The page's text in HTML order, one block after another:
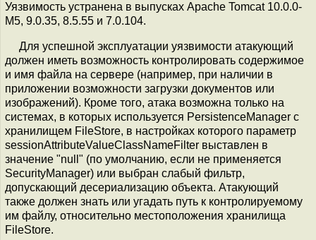
Уязвимость устранена в выпусках Apache Tomcat 10.0.0-
M5, 9.0.35, 8.5.55 и 7.0.104.
Для успешной эксплуатации уязвимости атакующий
должен иметь возможность контролировать содержимое
и имя файла на сервере (например, при наличии в
приложении возможности загрузки документов или
изображений). Кроме того, атака возможна только на
системах, в которых используется PersistenceManager с
хранилищем FileStore, в настройках которого параметр
sessionAttributeValueClassNameFilter выставлен в
значение "null" (по умолчанию, если не применяется
SecurityManager) или выбран слабый фильтр,
допускающий десериализацию объекта. Атакующий
также должен знать или угадать путь к контролируемому
им файлу, относительно местоположения хранилища
FileStore.